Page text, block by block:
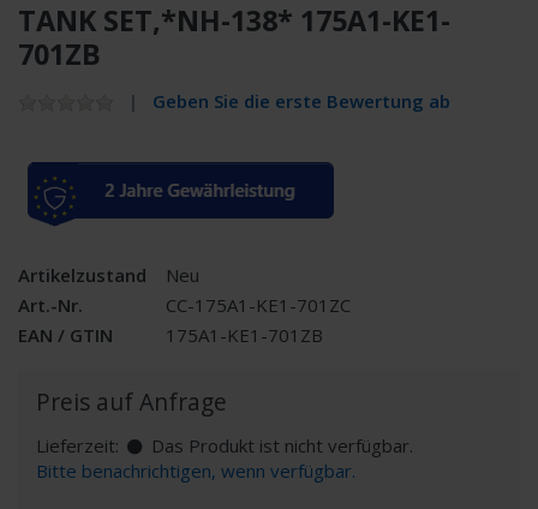
TANK SET,*NH-138* 175A1-KE1-
701ZB
Geben Sie die erste Bewertung ab
Artikelzustand
Neu
Art.-Nr.
CC-175A1-KE1-701ZC
EAN / GTIN
175A1-KE1-701ZB
Preis auf Anfrage
Lieferzeit:
Das Produkt ist nicht verfügbar.
Bitte benachrichtigen, wenn verfügbar.